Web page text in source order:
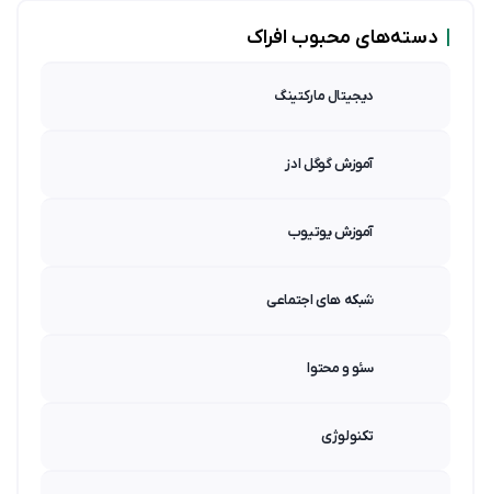
دسته‌های محبوب افراک
دیجیتال مارکتینگ
آموزش گوگل ادز
آموزش یوتیوب
شبکه های اجتماعی
سئو و محتوا
تکنولوژی